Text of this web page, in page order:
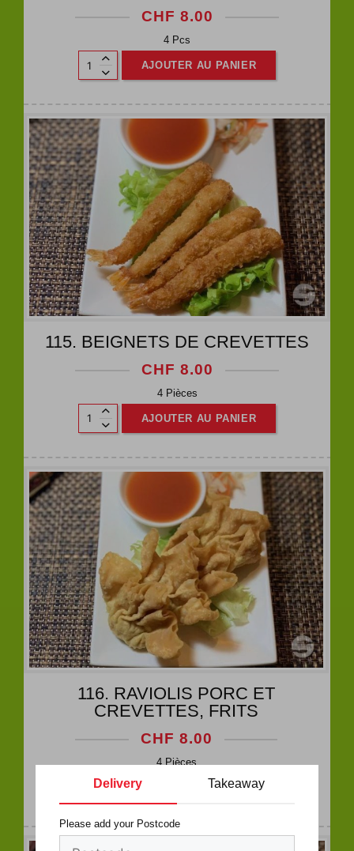
CHF 8.00
4 Pcs
AJOUTER AU PANIER
115. BEIGNETS DE CREVETTES
CHF 8.00
4 Pièces
AJOUTER AU PANIER
116. RAVIOLIS PORC ET
CREVETTES, FRITS
CHF 8.00
4 Pièces
AJOUTER AU PANIER
Delivery Takeaway
Please add your Postcode